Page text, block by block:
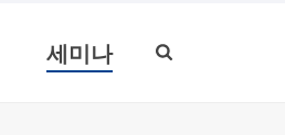
세미나